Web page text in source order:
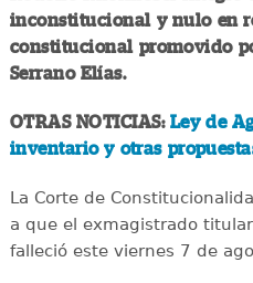
inconstitucional y nulo en
constitucional promovido
Serrano Elías.
OTRAS NOTICIAS: Ley de
inventario y otras
La Corte de
a que el exmagistrado
falleció este viernes 7 de